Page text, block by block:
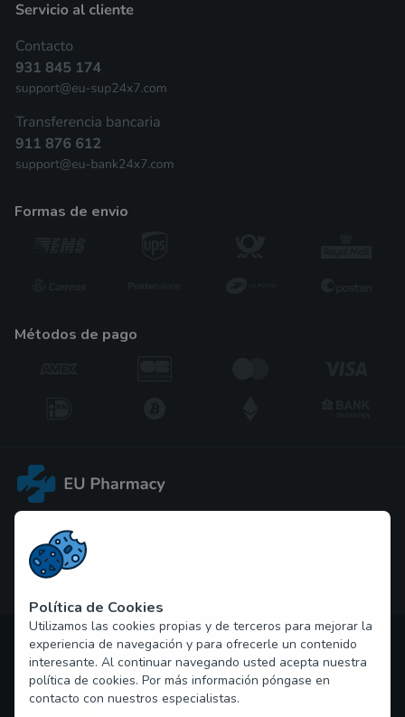
formas de envio
métodos de pago
Acerca de Nosotros
PP. FF
Propiedad intelectual © 2026 pastillasespana.net Todos los
derechos reservados
Política de Cookies
Utilizamos las cookies propias y de terceros para mejorar la
experiencia de navegación y para ofrecerle un contenido
interesante. Al continuar navegando usted acepta nuestra
política de cookies. Por más información póngase en
contacto con nuestros especialistas.